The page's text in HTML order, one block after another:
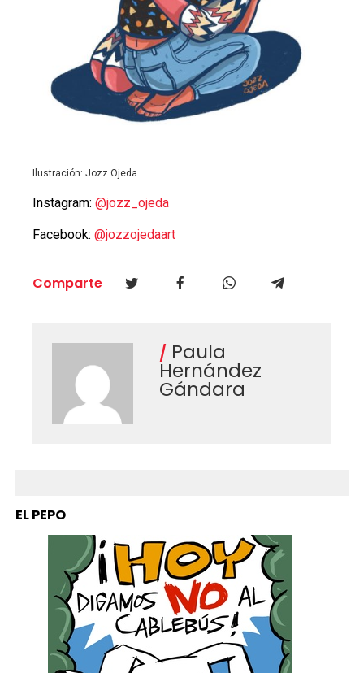
Ilustración: Jozz Ojeda
Instagram: @jozz_ojeda
Facebook: @jozzojedaart
Comparte
Paula
Hernández
Gándara
EL PEPO